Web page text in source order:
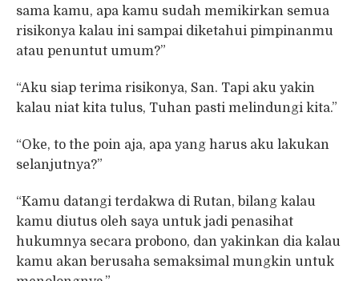
sama kamu, apa kamu sudah memikirkan semua
risikonya kalau ini sampai diketahui pimpinanmu
atau penuntut umum?”
“Aku siap terima risikonya, San. Tapi aku yakin
kalau niat kita tulus, Tuhan pasti melindungi kita.”
“Oke, to the poin aja, apa yang harus aku lakukan
selanjutnya?”
“Kamu datangi terdakwa di Rutan, bilang kalau
kamu diutus oleh saya untuk jadi penasihat
hukumnya secara probono, dan yakinkan dia kalau
kamu akan berusaha semaksimal mungkin untuk